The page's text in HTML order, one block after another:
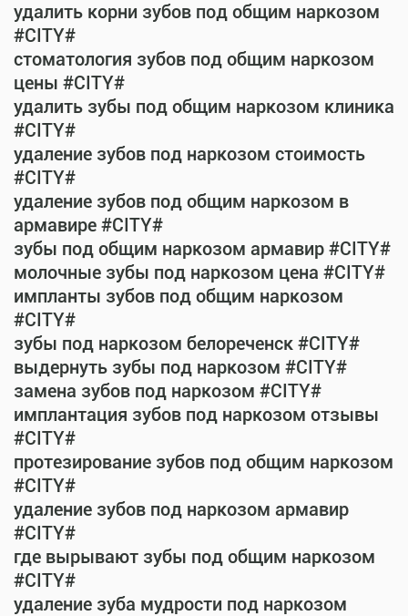
удалить корни зубов под общим наркозом
#CITY#
стоматология зубов под общим наркозом
цены #CITY#
удалить зубы под общим наркозом клиника
#CITY#
удаление зубов под наркозом стоимость
#CITY#
удаление зубов под общим наркозом в
армавире #CITY#
зубы под общим наркозом армавир #CITY#
молочные зубы под наркозом цена #CITY#
импланты зубов под общим наркозом
#CITY#
зубы под наркозом белореченск #CITY#
выдернуть зубы под наркозом #CITY#
замена зубов под наркозом #CITY#
имплантация зубов под наркозом отзывы
#CITY#
протезирование зубов под общим наркозом
#CITY#
удаление зубов под наркозом армавир
#CITY#
где вырывают зубы под общим наркозом
#CITY#
удаление зуба мудрости под наркозом